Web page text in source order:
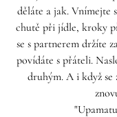
děláte a jak. Vnímejte
chutě při jídle, kroky
se s partnerem držíte
povídáte s přáteli.
druhým. A i když